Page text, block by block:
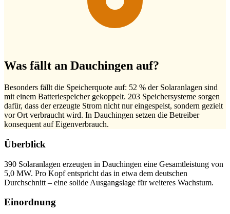
Was fällt an Dauchingen auf?
Besonders fällt die Speicherquote auf: 52 % der Solaranlagen sind
mit einem Batteriespeicher gekoppelt. 203 Speichersysteme sorgen
dafür, dass der erzeugte Strom nicht nur eingespeist, sondern gezielt
vor Ort verbraucht wird. In Dauchingen setzen die Betreiber
konsequent auf Eigenverbrauch.
Überblick
390 Solaranlagen erzeugen in Dauchingen eine Gesamtleistung von
5,0 MW. Pro Kopf entspricht das in etwa dem deutschen
Durchschnitt – eine solide Ausgangslage für weiteres Wachstum.
Einordnung